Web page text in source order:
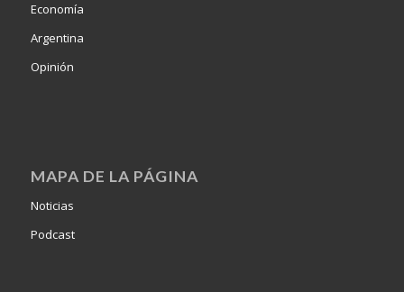
Economía
Argentina
Opinión
MAPA DE LA PÁGINA
Noticias
Podcast